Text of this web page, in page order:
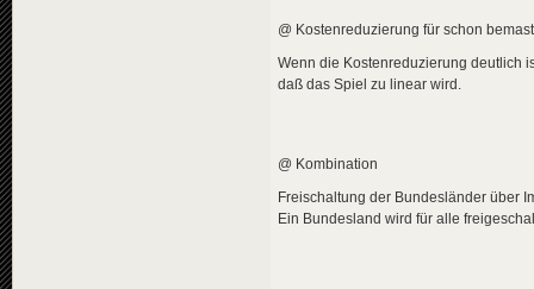
@ Kostenreduzierung für schon
Wenn die Kostenreduzierung deutlich
daß das Spiel zu linear wird.
@ Kombination
Freischaltung der Bundesländer über
Ein Bundesland wird für alle